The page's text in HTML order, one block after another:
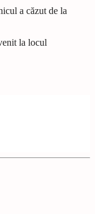
a căzut de la
la locul